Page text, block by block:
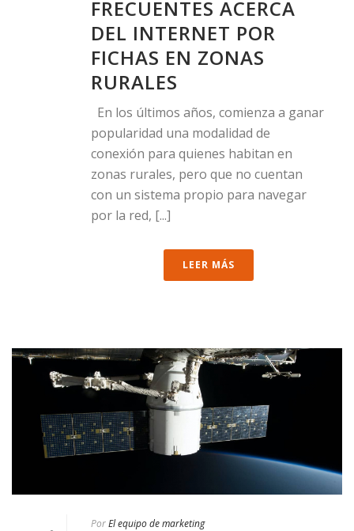
FRECUENTES ACERCA
DEL INTERNET POR
FICHAS EN ZONAS
RURALES
En los últimos años, comienza a ganar
popularidad una modalidad de
conexión para quienes habitan en
zonas rurales, pero que no cuentan
con un sistema propio para navegar
por la red, [...]
LEER MÁS
PorEl equipo de marketing